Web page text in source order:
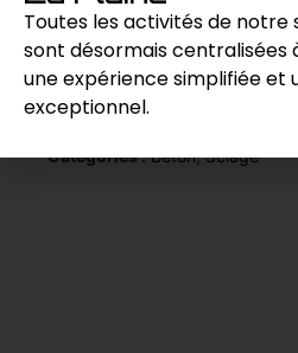
Demande de prix
Catégories : Béton,Sciage
Toutes les activités de notre
sont désormais centralisées
une expérience simplifiée et
exceptionnel.